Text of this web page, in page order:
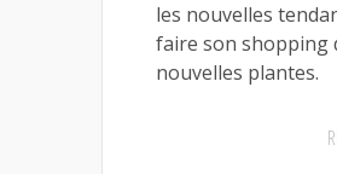
les nouvelles
faire son shopping
nouvelles plantes.